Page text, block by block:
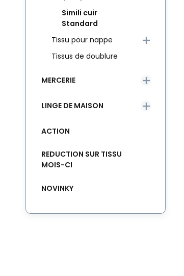
Simili cuir
Standard
Tissu pour nappe
Tissus de doublure
MERCERIE
LINGE DE MAISON
ACTION
REDUCTION SUR TISSU
MOIS-CI
NOVINKY